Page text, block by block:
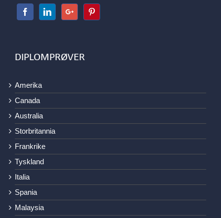
DIPLOMPRØVER
Amerika
Canada
Australia
Storbritannia
Frankrike
Tyskland
Italia
Spania
Malaysia